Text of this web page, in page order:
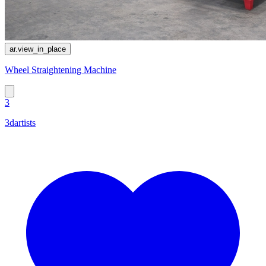
ar.view_in_place
Wheel Straightening Machine
3
3dartists